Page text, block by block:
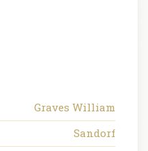
Graves William
Sandorf